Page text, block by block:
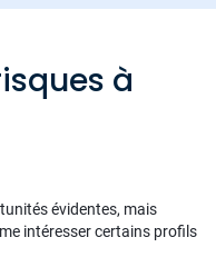
à
évidentes, mais
intéresser certains profils